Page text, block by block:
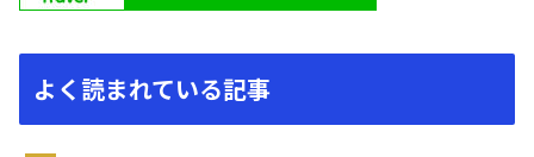
よく読まれている記事